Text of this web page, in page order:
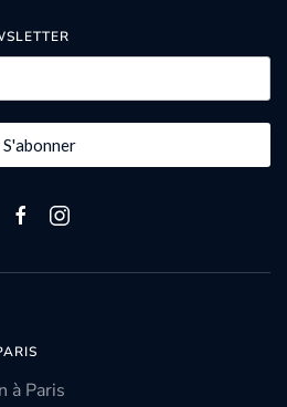
S'abonner
à Paris